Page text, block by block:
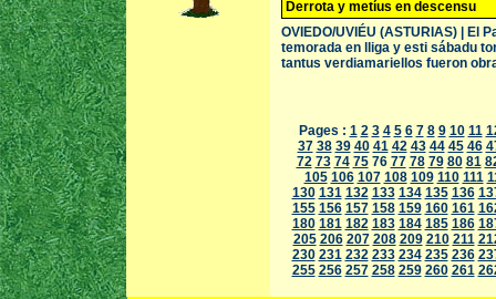
Derrota y metíus en descensu
OVIEDO/UVIÉU (ASTURIAS) | El
temorada en lliga y esti sábadu
tantus verdiamariellos fueron
Pages : 1 2 3 4 5 6 7 8 9 10 11
37 38 39 40 41 42 43 44 45 46
72 73 74 7576 77 78 79 80 81
105 106 107 108 109 110 111
130 131 132 133 134 135 136
155 156 157 158 159 160 161
180 181 182 183 184 185 186
205 206 207 208 209 210 211
230 231 232 233 234 235 236
255 256 257 258 259 260 261